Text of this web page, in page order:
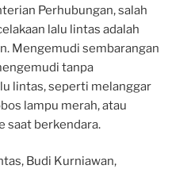
Perhubungan, salah
lalu lintas adalah
Mengemudi sembarangan
tanpa
lintas, seperti melanggar
lampu merah, atau
saat berkendara.
Budi Kurniawan,